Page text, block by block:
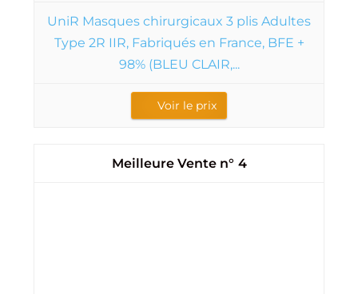
Type 2R IIR, Fabriqués en France, BFE +
98% (BLEU CLAIR,...
Voir le prix